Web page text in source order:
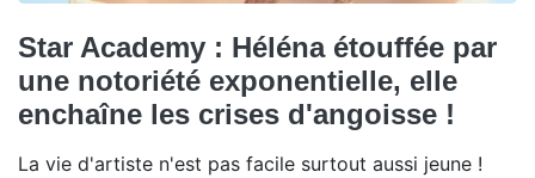
Star Academy : Héléna étouffée par
une notoriété exponentielle, elle
enchaîne les crises d'angoisse !
La vie d'artiste n'est pas facile surtout aussi jeune !